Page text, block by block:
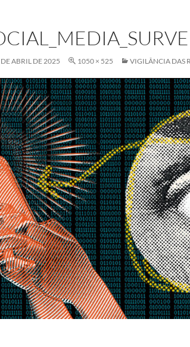
ABRIL DE 2025 1050 × 525 VIGILÂNCIA DAS